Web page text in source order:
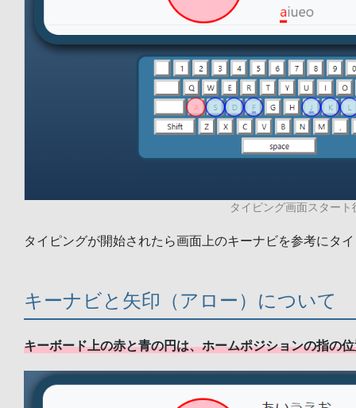
タイピング画面スタート
タイピングが開始されたら画面上のキーナビを参考にタ
キーナビと矢印（アロー）について
キーボード上の赤と青の円は、ホームポジションの指の